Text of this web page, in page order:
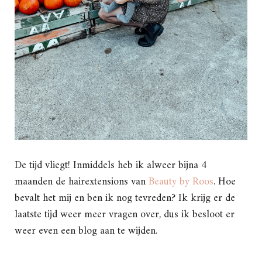
De tijd vliegt! Inmiddels heb ik alweer bijna 4
maanden de hairextensions vanBeauty by Roos. Hoe
bevalt het mij en ben ik nog tevreden? Ik krijg er de
laatste tijd weer meer vragen over, dus ik besloot er
weer even een blog aan te wijden.